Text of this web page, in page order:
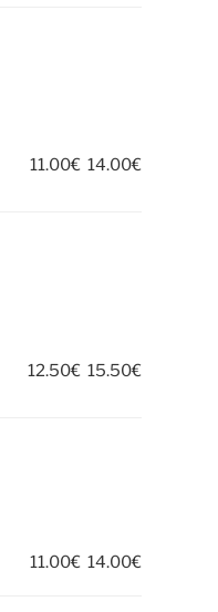
11.00€ 14.00€
12.50€ 15.50€
11.00€ 14.00€